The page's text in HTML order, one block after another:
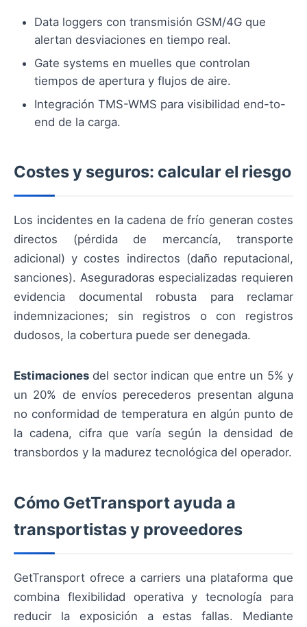
Data loggers con transmisión GSM/4G que
alertan desviaciones en tiempo real.
Gate systems en muelles que controlan
tiempos de apertura y flujos de aire.
Integración TMS-WMS para visibilidad end-to-
end de la carga.
Costes y seguros: calcular el riesgo
Los incidentes en la cadena de frío generan costes
directos (pérdida de mercancía, transporte
adicional) y costes indirectos (daño reputacional,
sanciones). Aseguradoras especializadas requieren
evidencia documental robusta para reclamar
indemnizaciones; sin registros o con registros
dudosos, la cobertura puede ser denegada.
Estimaciones del sector indican que entre un 5% y
un 20% de envíos perecederos presentan alguna
no conformidad de temperatura en algún punto de
la cadena, cifra que varía según la densidad de
transbordos y la madurez tecnológica del operador.
Cómo GetTransport ayuda a
transportistas y proveedores
GetTransport ofrece a carriers una plataforma que
combina flexibilidad operativa y tecnología para
reducir la exposición a estas fallas. Mediante